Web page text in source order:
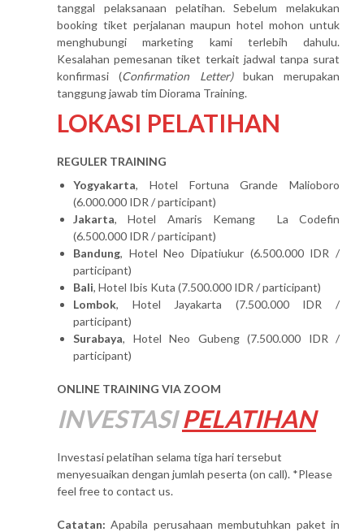
tanggal pelaksanaan pelatihan. Sebelum melakukan
booking tiket perjalanan maupun hotel mohon untuk
menghubungi marketing kami terlebih dahulu.
Kesalahan pemesanan tiket terkait jadwal tanpa surat
konfirmasi (Confirmation Letter)bukan merupakan
tanggung jawab tim Diorama Training.
LOKASI PELATIHAN
REGULER TRAINING
Yogyakarta, Hotel Fortuna Grande Malioboro
(6.000.000 IDR / participant)
Jakarta, Hotel Amaris Kemang La Codefin
(6.500.000 IDR / participant)
Bandung, Hotel Neo Dipatiukur (6.500.000 IDR /
participant)
Bali, Hotel Ibis Kuta (7.500.000 IDR / participant)
Lombok, Hotel Jayakarta (7.500.000 IDR /
participant)
Surabaya, Hotel Neo Gubeng (7.500.000 IDR /
participant)
ONLINE TRAINING VIA ZOOM
INVESTASI PELATIHAN
Investasi pelatihan selama tiga hari tersebut
menyesuaikan dengan jumlah peserta (on call). *Please
feel free to contact us.
Catatan: Apabila perusahaan membutuhkan paket in